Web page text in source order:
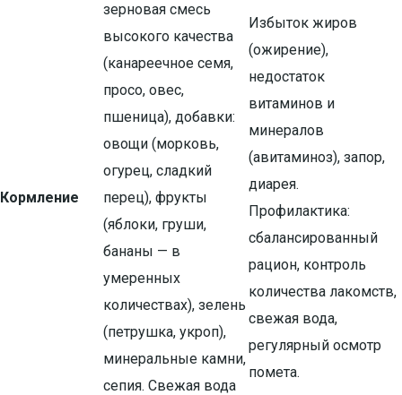
Кормление
зерновая смесь
высокого качества
(канареечное семя,
просо, овес,
пшеница), добавки:
овощи (морковь,
огурец, сладкий
перец), фрукты
(яблоки, груши,
бананы — в
умеренных
количествах), зелень
(петрушка, укроп),
минеральные камни,
сепия. Свежая вода
Избыток жиров
(ожирение),
недостаток
витаминов и
минералов
(авитаминоз), запор,
диарея.
Профилактика:
сбалансированный
рацион, контроль
количества лакомств,
свежая вода,
регулярный осмотр
помета.